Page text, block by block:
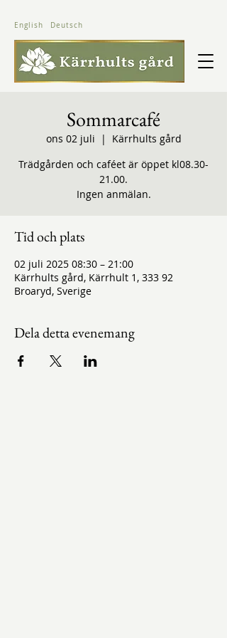
English Deutsch
Sommarcafé
ons 02 juli
  |
Kärrhults gård
Trädgården och caféet är öppet kl08.30-
21.00.
Ingen anmälan.
Tid och plats
02 juli 2025 08:30 – 21:00
Kärrhults gård, Kärrhult 1, 333 92
Broaryd, Sverige
Dela detta evenemang